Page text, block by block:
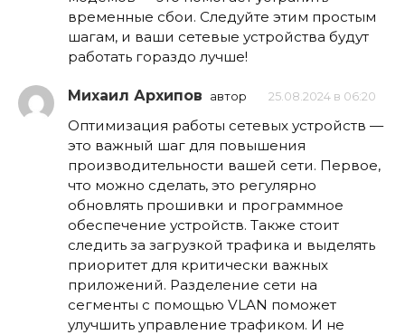
временные сбои. Следуйте этим простым
шагам, и ваши сетевые устройства будут
работать гораздо лучше!
Михаил Архипов автор 25.08.2024 в 06:20
Оптимизация работы сетевых устройств —
это важный шаг для повышения
производительности вашей сети. Первое,
что можно сделать, это регулярно
обновлять прошивки и программное
обеспечение устройств. Также стоит
следить за загрузкой трафика и выделять
приоритет для критически важных
приложений. Разделение сети на
сегменты с помощью VLAN поможет
улучшить управление трафиком. И не